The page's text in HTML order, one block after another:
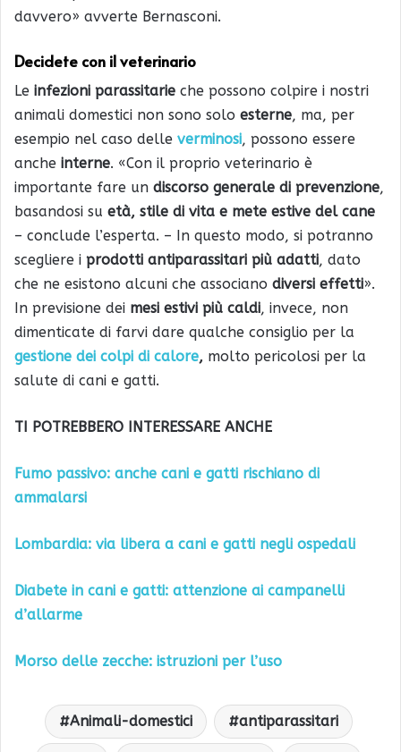
davvero» avverte Bernasconi.
Decidete con il veterinario
Le infezioni parassitarie che possono colpire i nostri
animali domestici non sono solo esterne, ma, per
esempio nel caso delle verminosi, possono essere
anche interne. «Con il proprio veterinario è
importante fare un discorso generale di prevenzione,
basandosi su età, stile di vita e mete estive del cane
– conclude l’esperta. – In questo modo, si potranno
scegliere i prodotti antiparassitari più adatti, dato
che ne esistono alcuni che associano diversi effetti».
In previsione dei mesi estivi più caldi, invece, non
dimenticate di farvi dare qualche consiglio per la
gestione dei colpi di calore, molto pericolosi per la
salute di cani e gatti.
TI POTREBBERO INTERESSARE ANCHE
Fumo passivo: anche cani e gatti rischiano di
ammalarsi
Lombardia: via libera a cani e gatti negli ospedali
Diabete in cani e gatti: attenzione ai campanelli
d’allarme
Morso delle zecche: istruzioni per l’uso
Animali-domestici antiparassitari